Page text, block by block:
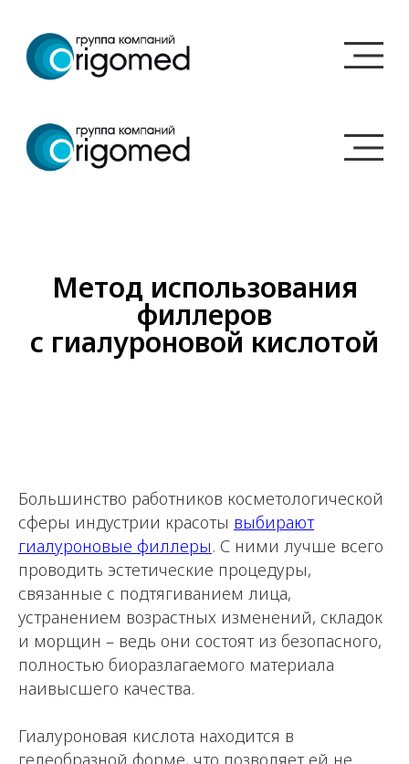
Метод использования
филлеров
с гиалуроновой кислотой
Большинство работников косметологической
сферы индустрии красоты выбирают
гиалуроновые филлеры. С ними лучше всего
проводить эстетические процедуры,
связанные с подтягиванием лица,
устранением возрастных изменений, складок
и морщин – ведь они состоят из безопасного,
полностью биоразлагаемого материала
наивысшего качества.
Гиалуроновая кислота находится в
гелеобразной форме, что позволяет ей не